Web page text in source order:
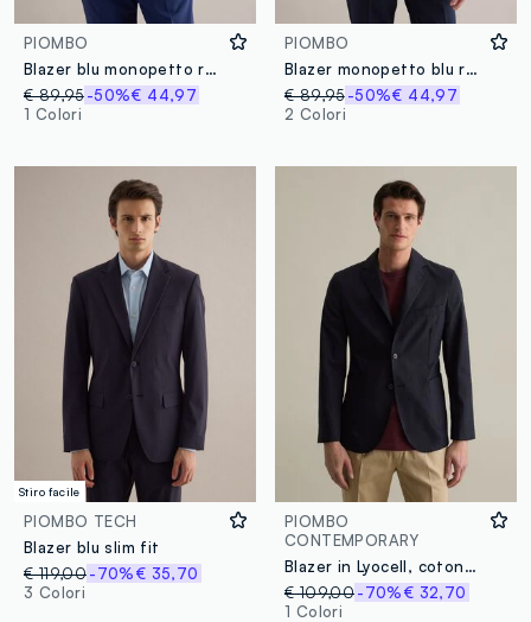
PIOMBO
Blazer blu monopetto regular fit
€ 89,95-50%€ 44,97
1 Colori
PIOMBO
Blazer monopetto blu regular fit
€ 89,95 -50%€ 44,97
2 Colori
Stiro facile
PIOMBO TECH
Blazer blu slim fit
€ 119,00-70%€ 35,70
3 Colori
PIOMBO
CONTEMPORARY
Blazer in Lyocell, cotone e lino
€ 109,00-70%€ 32,70
1 Colori